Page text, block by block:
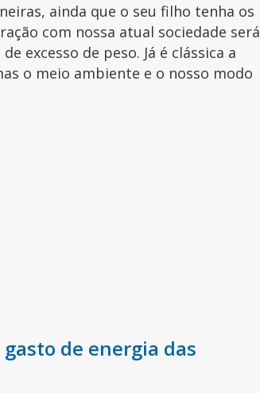
ainda que o seu filho tenha os
com nossa atual sociedade será
excesso de peso. Já é clássica a
o meio ambiente e o nosso modo
de energia das